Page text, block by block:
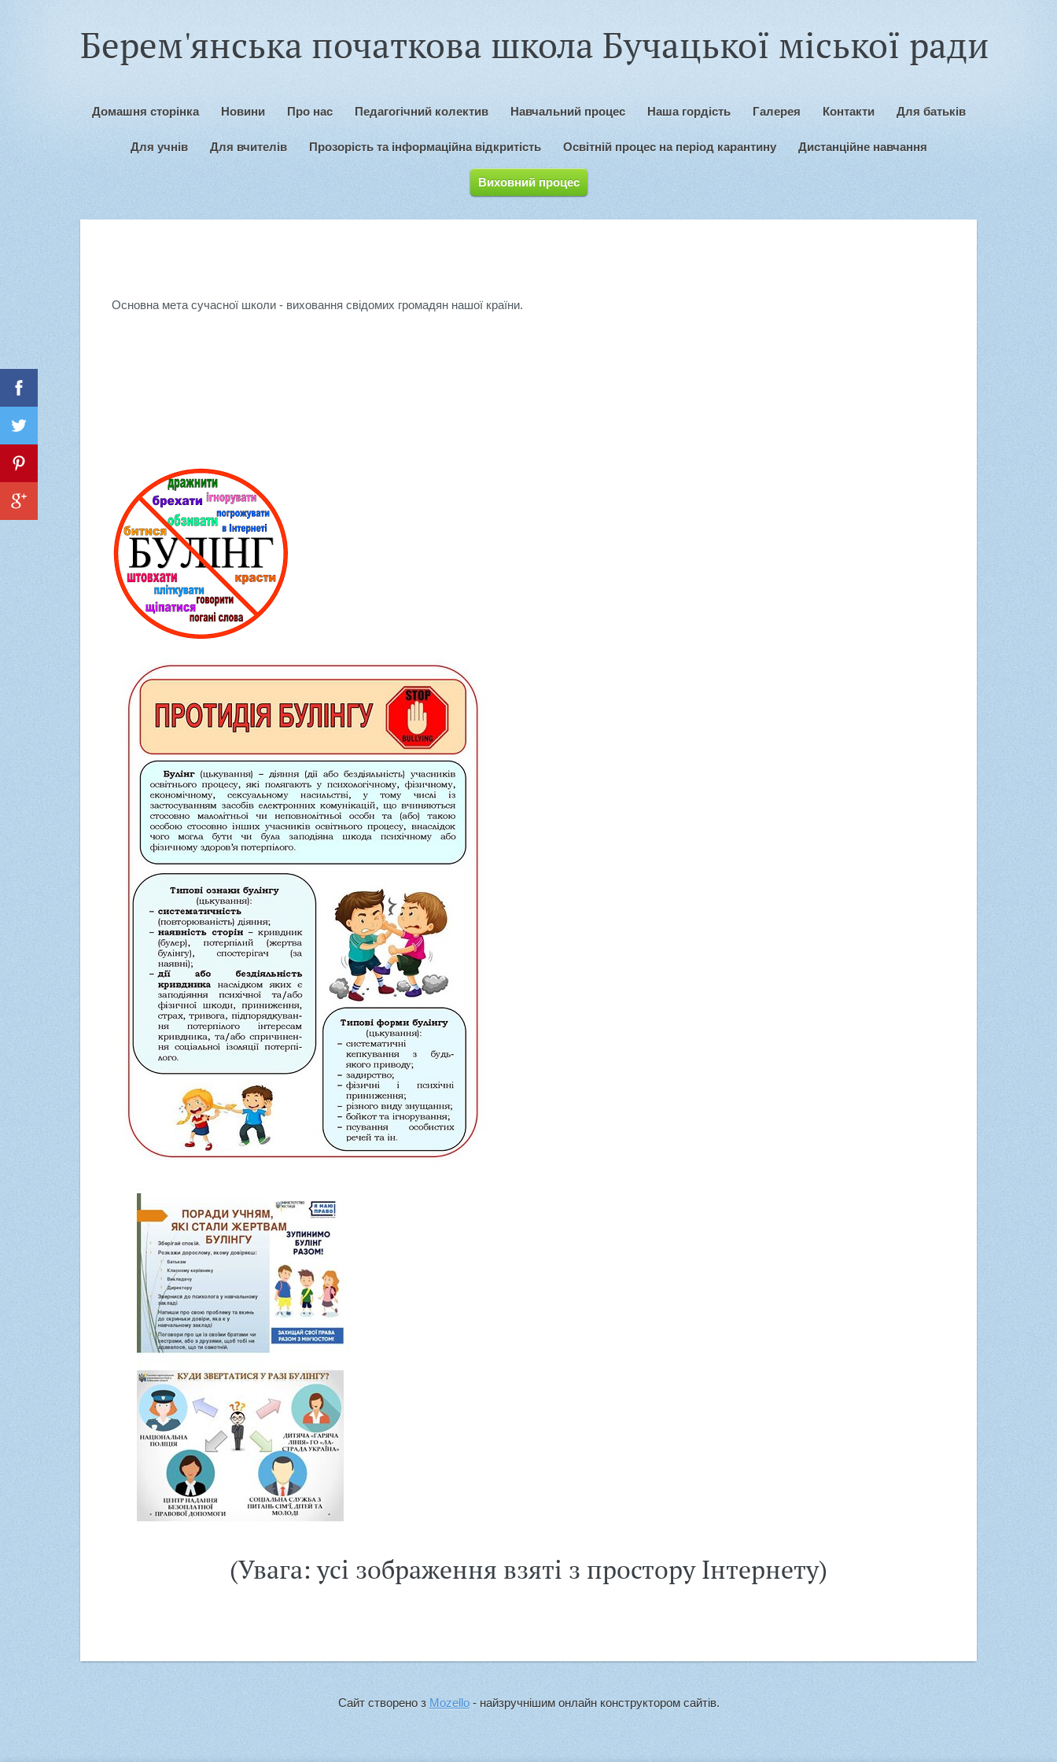
Берем'янська початкова школа Бучацької міської ради
Домашня сторінка Новини Про нас Педагогічний колектив Навчальний процес Наша гордість Галерея Контакти Для батьків
Для учнів Для вчителів Прозорість та інформаційна відкритість Освітній процес на період карантину Дистанційне навчання
Виховний процес
Основна мета сучасної школи - виховання свідомих громадян нашої країни.
(Увага: усі зображення взяті з простору Інтернету)
Сайт створено з Mozello- найзручнішим онлайн конструктором сайтів.